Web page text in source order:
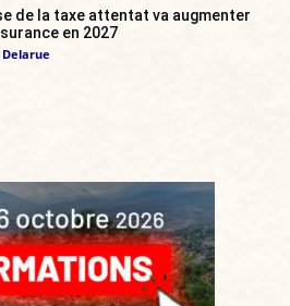
de la taxe attentat va augmenter
en 2027